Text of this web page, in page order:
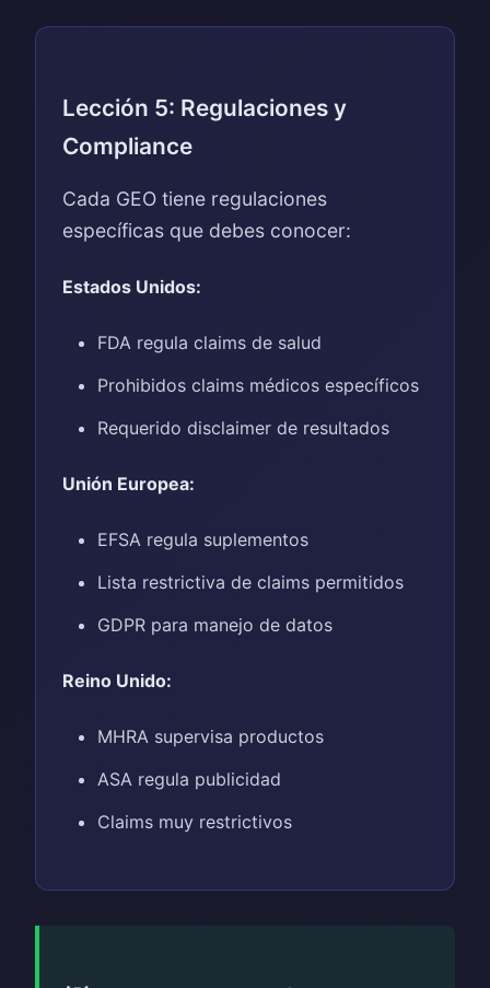
Lección 5: Regulaciones y
Compliance
Cada GEO tiene regulaciones
específicas que debes conocer:
Estados Unidos:
FDA regula claims de salud
Prohibidos claims médicos específicos
Requerido disclaimer de resultados
Unión Europea:
EFSA regula suplementos
Lista restrictiva de claims permitidos
GDPR para manejo de datos
Reino Unido:
MHRA supervisa productos
ASA regula publicidad
Claims muy restrictivos